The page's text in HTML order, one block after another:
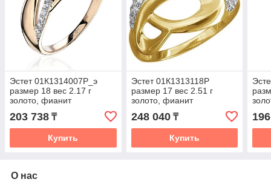
Эстет 01К1314007Р_э
размер 18 вес 2.17 г
золото, фианит
203 738 ₸
Купить
Эстет 01К1313118Р
размер 17 вес 2.51 г
золото, фианит
248 040₸
Купить
О нас